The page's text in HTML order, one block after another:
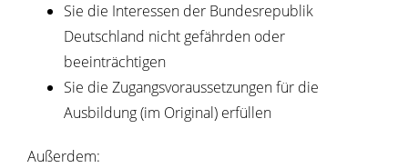
Sie die Interessen der Bundesrepublik
Deutschland nicht gefährden oder
beeinträchtigen
Sie die Zugangsvoraussetzungen für die
Ausbildung (im Original) erfüllen
Außerdem: